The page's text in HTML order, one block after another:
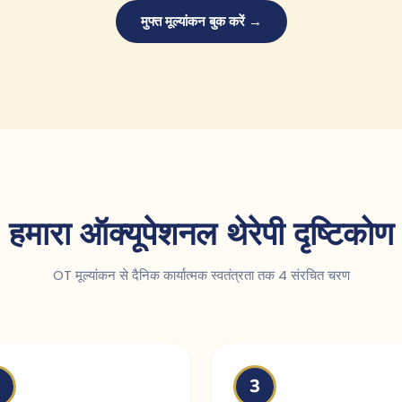
मुफ्त मूल्यांकन बुक करें →
हमारा ऑक्यूपेशनल थेरेपी दृष्टिकोण
OT मूल्यांकन से दैनिक कार्यात्मक स्वतंत्रता तक 4 संरचित चरण
3